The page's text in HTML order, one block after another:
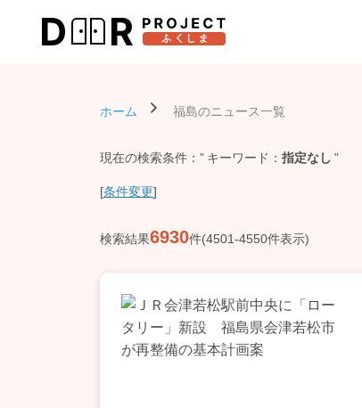
ホーム 福島のニュース一覧
現在の検索条件： キーワード 指定なし
[条件変更]
検索結果6930件(4501-4550件表示)